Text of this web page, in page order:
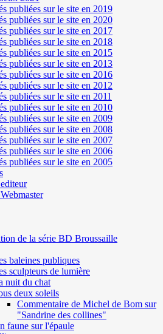
publiées sur le site en 2019
publiées sur le site en 2020
publiées sur le site en 2017
publiées sur le site en 2018
publiées sur le site en 2015
publiées sur le site en 2013
publiées sur le site en 2016
publiées sur le site en 2012
publiées sur le site en 2011
publiées sur le site en 2010
publiées sur le site en 2009
publiées sur le site en 2008
publiées sur le site en 2007
publiées sur le site en 2006
publiées sur le site en 2005
de la série BD Broussaille
baleines publiques
sculpteurs de lumière
nuit du chat
deux soleils
Commentaire de Michel de Bom sur
"Sandrine des collines"
faune sur l'épaule